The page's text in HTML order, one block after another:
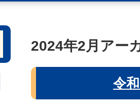
2024年2月アー
令